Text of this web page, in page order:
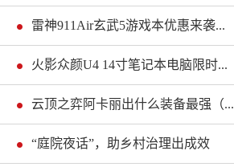
雷神911Air玄武5游戏本优惠来袭...
火影众颜U4 14寸笔记本电脑限时...
云顶之弈阿卡丽出什么装备最强（...
“庭院夜话”，助乡村治理出成效